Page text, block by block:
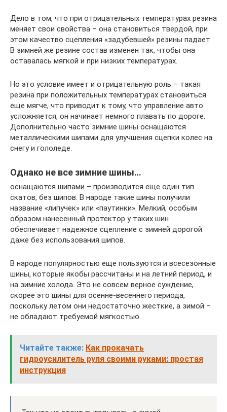
Дело в том, что при отрицательных температурах резина
меняет свои свойства – она становиться твердой, при
этом качество сцепления «задубевшей» резины падает.
В зимней же резине состав изменен так, чтобы она
оставалась мягкой и при низких температурах.
Но это условие имеет и отрицательную роль – такая
резина при положительных температурах становиться
еще мягче, что приводит к тому, что управление авто
усложняется, он начинает немного плавать по дороге.
Дополнительно часто зимние шины оснащаются
металлическими шипами для улучшения сцепки колес на
снегу и гололеде.
Однако не все зимние шины…
оснащаются шипами – производится еще один тип
скатов, без шипов. В народе такие шины получили
название «липучек» или «паутинки». Мелкий, особым
образом нанесенный протектор у таких шин
обеспечивает надежное сцепление с зимней дорогой
даже без использования шипов.
В народе популярностью еще пользуются и всесезонные
шины, которые якобы рассчитаны и на летний период, и
на зимние холода. Это не совсем верное суждение,
скорее это шины для осенне-весеннего периода,
поскольку летом они недостаточно жесткие, а зимой –
не обладают требуемой мягкостью.
Читайте также: Как прокачать
гидроусилитель руля своими руками: простая
инструкция